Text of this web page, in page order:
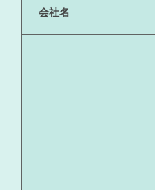
会社名